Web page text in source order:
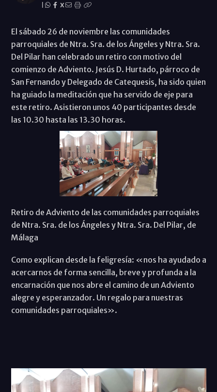
X
El sábado 26 de noviembre las comunidades
parroquiales de Ntra. Sra. de los Ángeles y Ntra. Sra.
Del Pilar han celebrado un retiro con motivo del
comienzo de Adviento. Jesús D. Hurtado, párroco de
San Fernando y Delegado de Catequesis, ha sido quien
ha guiado la meditación que ha servido de eje para
este retiro. Asistieron unos 40 participantes desde
las 10.30 hasta las 13.30 horas.
Retiro de Adviento de las comunidades parroquiales
de Ntra. Sra. de los Ángeles y Ntra. Sra. Del Pilar, de
Málaga
Como explican desde la feligresía: «nos ha ayudado a
acercarnos de forma sencilla, breve y profunda a la
encarnación que nos abre el camino de un Adviento
alegre y esperanzador. Un regalo para nuestras
comunidades parroquiales».